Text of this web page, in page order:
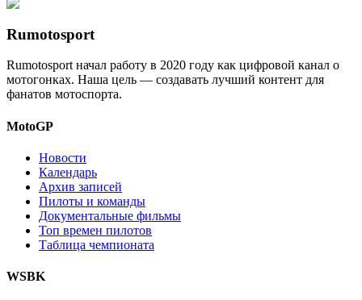
Rumotosport
Rumotosport начал работу в 2020 году как цифровой канал о
мотогонках. Наша цель — создавать лучший контент для
фанатов мотоспорта.
MotoGP
Новости
Календарь
Архив записей
Пилоты и команды
Документальные фильмы
Топ времен пилотов
Таблица чемпионата
WSBK